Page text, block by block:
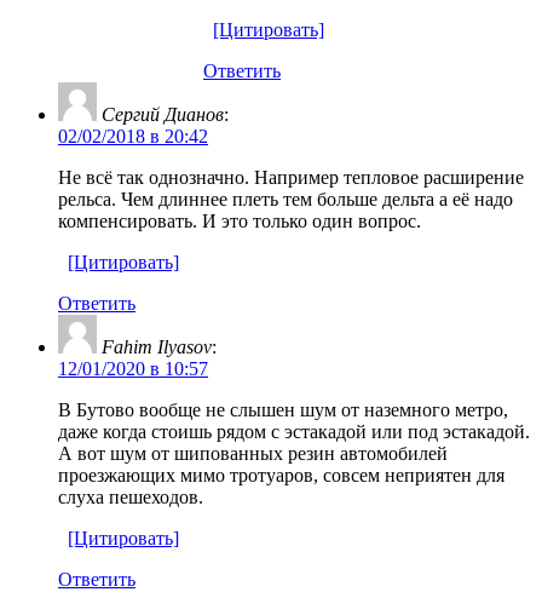
[Цитировать]
Ответить
Сергий Дианов:
02/02/2018 в 20:42
Не всё так однозначно. Например тепловое расширение
рельса. Чем длиннее плеть тем больше дельта а её надо
компенсировать. И это только один вопрос.
[Цитировать]
Ответить
Fahim Ilyasov:
12/01/2020 в 10:57
В Бутово вообще не слышен шум от наземного метро,
даже когда стоишь рядом с эстакадой или под эстакадой.
А вот шум от шипованных резин автомобилей
проезжающих мимо тротуаров, совсем неприятен для
слуха пешеходов.
[Цитировать]
Ответить